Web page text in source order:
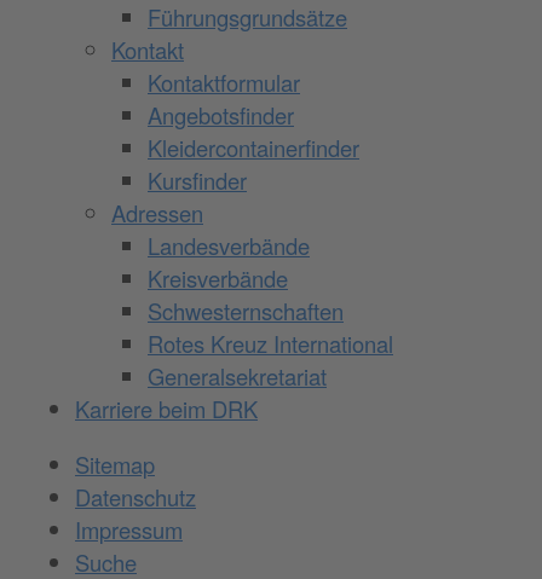
Führungsgrundsätze
Kontakt
Kontaktformular
Angebotsfinder
Kleidercontainerfinder
Kursfinder
Adressen
Landesverbände
Kreisverbände
Schwesternschaften
Rotes Kreuz International
Generalsekretariat
Karriere beim DRK
Sitemap
Datenschutz
Impressum
Suche